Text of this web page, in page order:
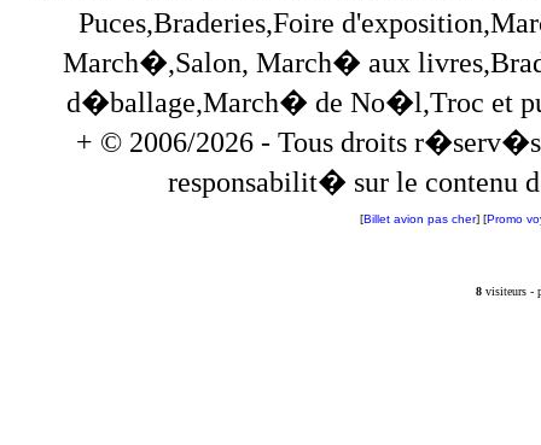
Puces,Braderies,Foire
March�,Salon, March� aux
d�ballage,March� de No�l,Troc et
+ © 2006/2026 - Tous droits
responsabilit� sur le contenu
[Billet avion pas cher] [Promo
8visiteurs -